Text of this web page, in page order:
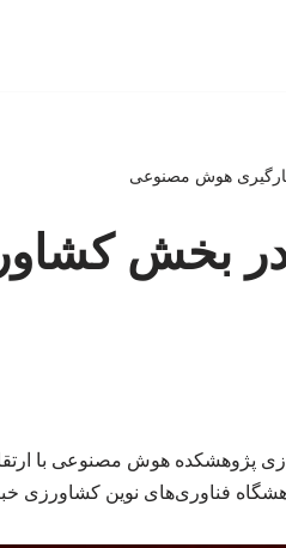
هوش مصنوعی
در بخش
پژوهشکده هوش مصنوعی با
فناوری‌های نوین کشاورزی